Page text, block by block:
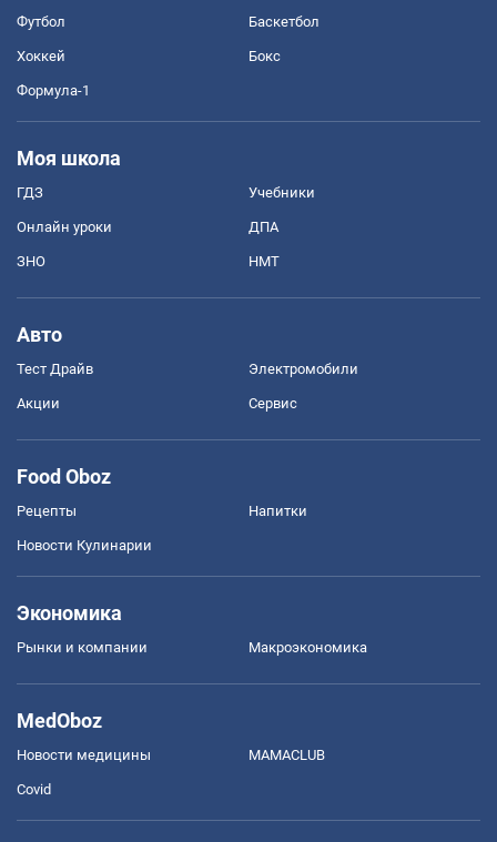
Футбол Баскетбол
Хоккей Бокс
Формула-1
Моя школа
ГДЗ Учебники
Онлайн уроки ДПА
ЗНО НМТ
Авто
Тест Драйв Электромобили
Акции Сервис
Food Oboz
Рецепты Напитки
Новости Кулинарии
Экономика
Рынки и компании Mакроэкономика
MedOboz
Новости медицины MAMACLUB
Covid